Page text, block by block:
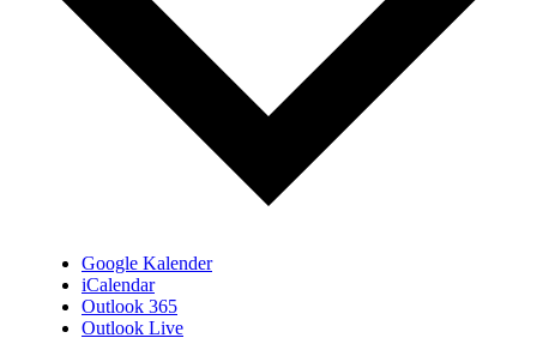
Google Kalender
iCalendar
Outlook 365
Outlook Live